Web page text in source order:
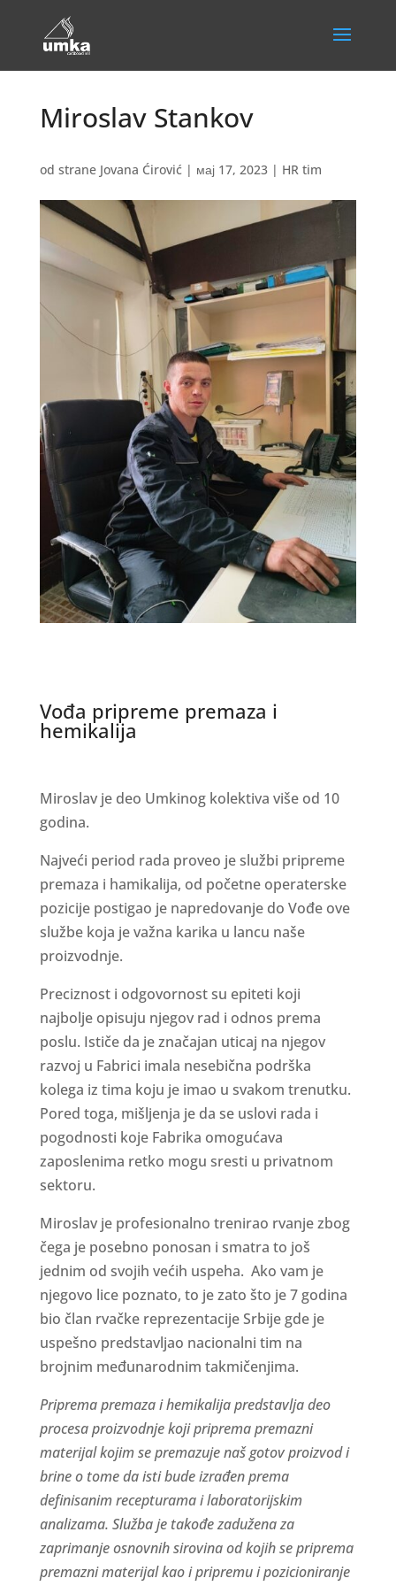
Miroslav Stankov
od strane Jovana Ćirović| мај 17, 2023| HR tim
Vođa pripreme premaza i
hemikalija
Miroslav je deo Umkinog kolektiva više od 10
godina.
Najveći period rada proveo je službi pripreme
premaza i hamikalija, od početne operaterske
pozicije postigao je napredovanje do Vođe ove
službe koja je važna karika u lancu naše
proizvodnje.
Preciznost i odgovornost su epiteti koji
najbolje opisuju njegov rad i odnos prema
poslu. Ističe da je značajan uticaj na njegov
razvoj u Fabrici imala nesebična podrška
kolega iz tima koju je imao u svakom trenutku.
Pored toga, mišljenja je da se uslovi rada i
pogodnosti koje Fabrika omogućava
zaposlenima retko mogu sresti u privatnom
sektoru.
Miroslav je profesionalno trenirao rvanje zbog
čega je posebno ponosan i smatra to još
jednim od svojih većih uspeha. Ako vam je
njegovo lice poznato, to je zato što je 7 godina
bio član rvačke reprezentacije Srbije gde je
uspešno predstavljao nacionalni tim na
brojnim međunarodnim takmičenjima.
Priprema premaza i hemikalija predstavlja deo
procesa proizvodnje koji priprema premazni
materijal kojim se premazuje naš gotov proizvod i
brine o tome da isti bude izrađen prema
definisanim recepturama i laboratorijskim
analizama. Služba je takođe zadužena za
zaprimanje osnovnih sirovina od kojih se priprema
premazni materijal kao i pripremu i pozicioniranje